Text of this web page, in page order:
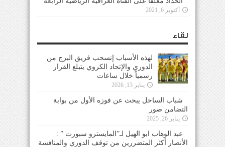
أكتوبر 6, 2021
لقاء
لهذه الأسباب إنسحب فريق البرج من
الدوري والإتحاد الكروي يتبلغ القرار
رسمياً خلال ساعات
يناير 13, 2026
شباب الساحل يبحث عن فوزه الأول من بوابة
التضامن صور
يناير 26, 2025
عبد الوهاب ابو الهيل لـ”المايسترو سبورت ” :
الأنصار أكثر المتضررين من توقف الدوري والمنافسة